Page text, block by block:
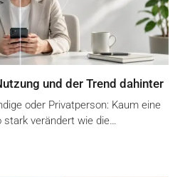
und der Trend dahinter
oder Privatperson: Kaum eine
verändert wie die…